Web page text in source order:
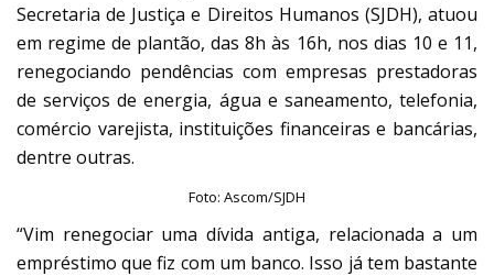
Secretaria de Justiça e Direitos Humanos (SJDH), atuou
em regime de plantão, das 8h às 16h, nos dias 10 e 11,
renegociando pendências com empresas prestadoras
de serviços de energia, água e saneamento, telefonia,
comércio varejista, instituições financeiras e bancárias,
dentre outras.
Foto: Ascom/SJDH
“Vim renegociar uma dívida antiga, relacionada a um
empréstimo que fiz com um banco. Isso já tem bastante